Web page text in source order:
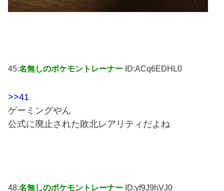
45:名無しのポケモントレーナー ID:ACq6EDHL0
>>41
ゲーミングやん
公式に廃止された敗北レアリティだよね
48:名無しのポケモントレーナー ID:yf9J9hVJ0